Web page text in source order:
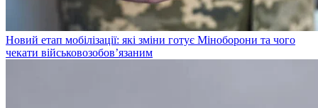
Новий етап мобілізації: які зміни готує Міноборони та чого
чекати військовозобов’язаним